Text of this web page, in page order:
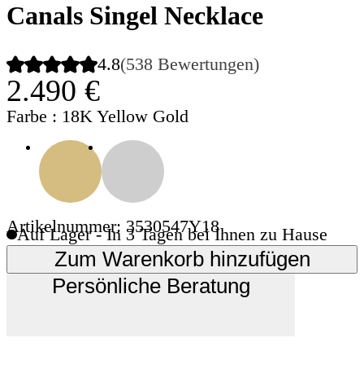
Canals Singel Necklace
4.8(538 Bewertungen)
2.490 €
Farbe : 18K Yellow Gold
Artikelnummer: 3530547Y18
Auf Lager - In 3 Tagen bei Ihnen zu Hause
Zum Warenkorb hinzufügen
Persönliche Beratung